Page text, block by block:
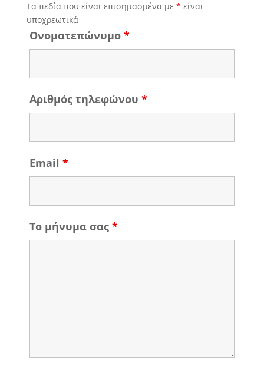
Τα πεδία που είναι επισημασμένα με * είναι
υποχρεωτικά
Ονοματεπώνυμο *
Αριθμός τηλεφώνου *
Email *
Το μήνυμα σας *